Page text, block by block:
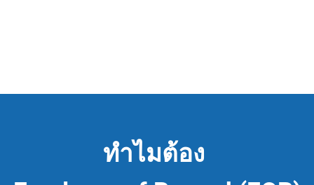
ทำไมต้อง